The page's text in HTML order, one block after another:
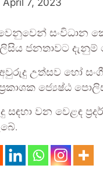
April 7, 2023
සංවිධාන
ජනතාවට දැනුම්
උත්සව හෝ
ජ්‍යෙෂ්ඨ
සඳහා වන වෙළඳ